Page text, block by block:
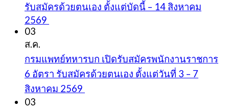
รับสมัครด้วยตนเอง ตั้งแต่บัดนี้ – 14 สิงหาคม
2569
03
ส.ค.
กรมแพทย์ทหารบก เปิดรับสมัครพนักงานราชการ
6 อัตรา รับสมัครด้วยตนเอง ตั้งแต่วันที่ 3 – 7
สิงหาคม 2569
03